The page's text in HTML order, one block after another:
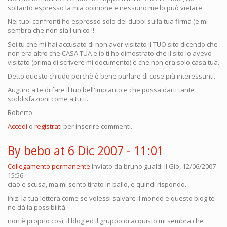
soltanto espresso la mia opinione e nessuno me lo può vietare.
Nei tuoi confronti ho espresso solo dei dubbi sulla tua firma (e mi
sembra che non sia l'unico !!
Sei tu che mi hai accusato di non aver visitato il TUO sito dicendo che
non era altro che CASA TUA e io ti ho dimostrato che il sito lo avevo
visitato (prima di scrivere mi documento) e che non era solo casa tua.
Detto questo chiudo perchè è bene parlare di cose più interessanti.
Auguro a te di fare il tuo bell'impianto e che possa darti tante
soddisfazioni come a tutti.
Roberto
Accedi o registrati per inserire commenti.
By bebo at 6 Dic 2007 - 11:01
Collegamento permanente Inviato da bruno gualdi il Gio, 12/06/2007 -
15:56
ciao e scusa, ma mi sento tirato in ballo, e quindi rispondo.
inizi la tua lettera come se volessi salvare il mondo e questo blog te
ne dà la possibilità.
non è proprio così, il blog ed il gruppo di acquisto mi sembra che